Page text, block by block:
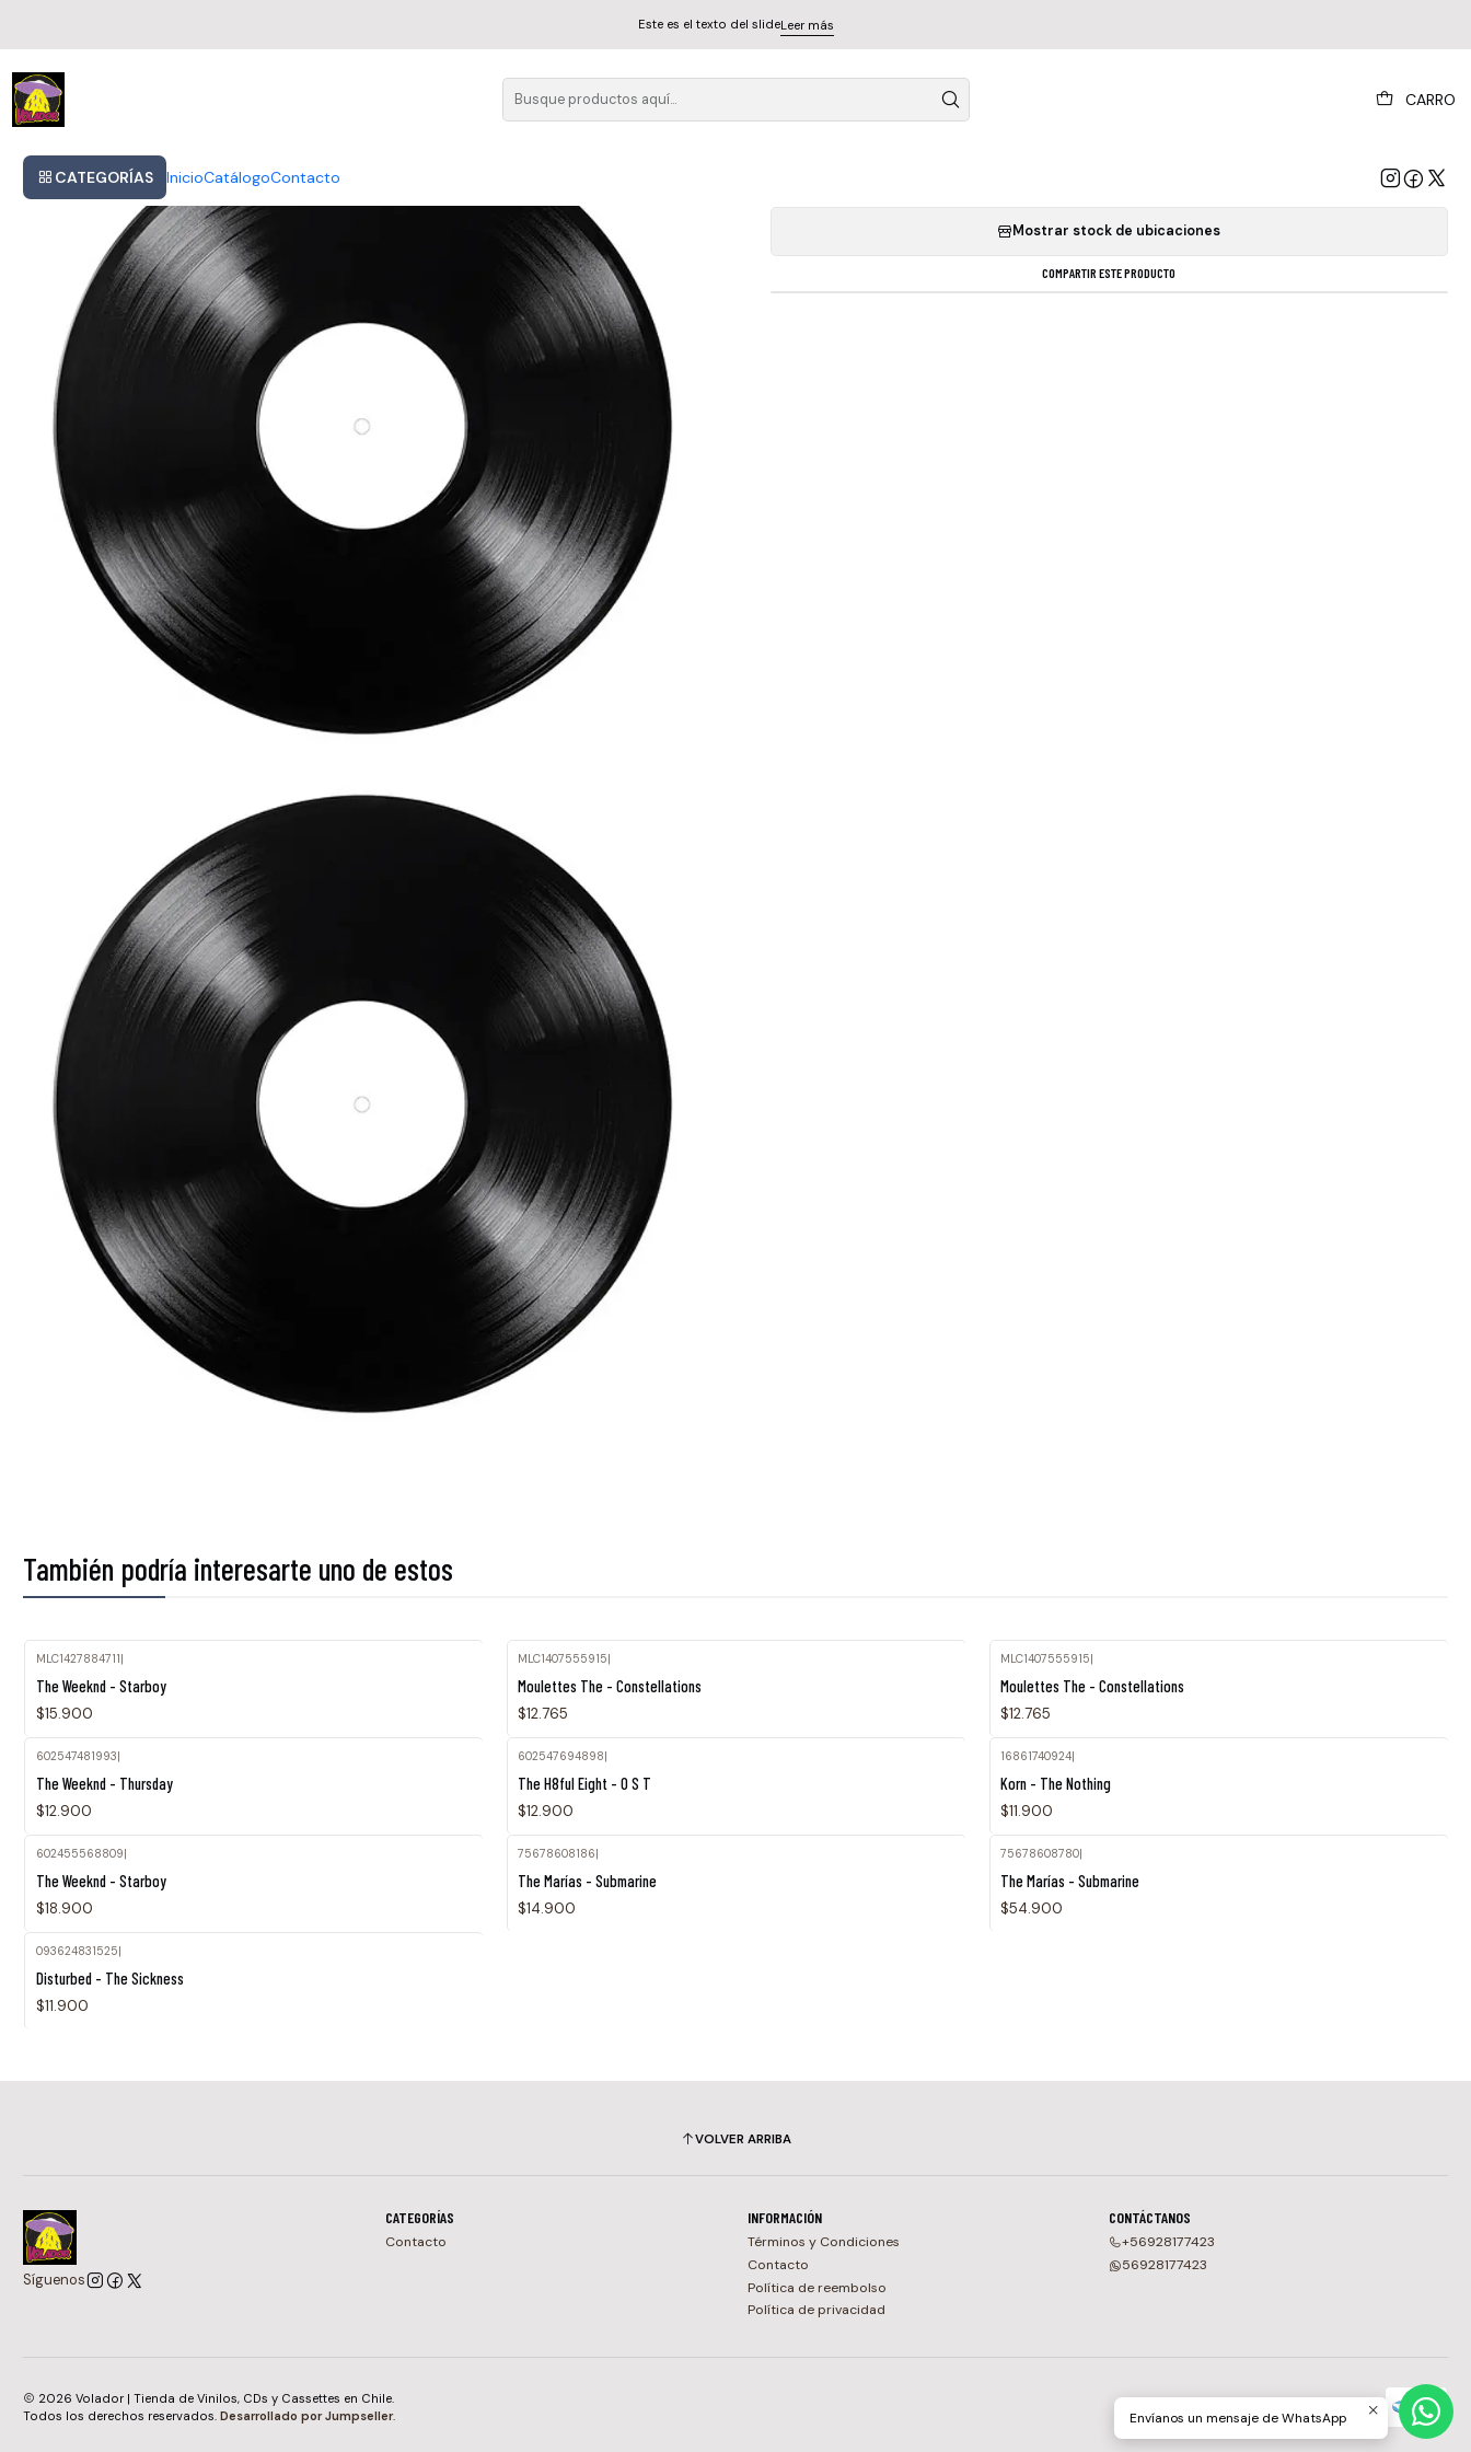
CARRO
CATEGORÍAS InicioCatálogoContacto
Este es el texto del slideLeer más
Mostrar stock de ubicaciones
COMPARTIR ESTE PRODUCTO
También podría interesarte uno de estos
MLC1427884711|
The Weeknd - Starboy
$15.900
MLC1407555915|
Moulettes The - Constellations
$12.765
MLC1407555915|
Moulettes The - Constellations
$12.765
602547481993|
The Weeknd - Thursday
$12.900
602547694898|
The H8ful Eight - O S T
$12.900
16861740924|
Korn - The Nothing
$11.900
602455568809
The Weeknd - Starboy
$18.900
75678608186
The Marías - Submarine
$14.900
75678608780
The Marías - Submarine
$54.900
093624831525
Disturbed - The Sickness
$11.900
VOLVER ARRIBA
Síguenos
CATEGORÍAS
Contacto
INFORMACIÓN
Términos y Condiciones
Contacto
Política de reembolso
Política de privacidad
CONTÁCTANOS
+56928177423
56928177423
2026 Volador | Tienda de Vinilos, CDs y Cassettes en Chile.
Todos los derechos reservados. Desarrollado por Jumpseller. Envíanos un mensaje de WhatsApp